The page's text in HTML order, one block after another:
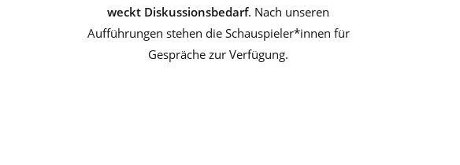
weckt Diskussionsbedarf. Nach unseren
Aufführungen stehen die Schauspieler*innen für
Gespräche zur Verfügung.